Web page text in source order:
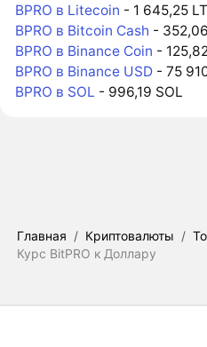
BPRO в Litecoin - 1 645,25
BPRO в Bitcoin Cash -
BPRO в Binance Coin -
BPRO в Binance USD - 75
BPRO в SOL - 996,19 SOL
Главная / Криптовалюты /
Курс BitPRO к Доллару